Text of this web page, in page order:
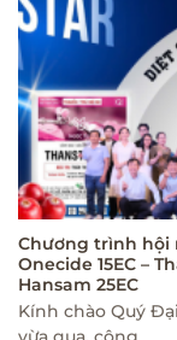
Chương trình hội
Onecide 15EC –
Hansam 25EC
Kính chào Quý
vừa qua, công